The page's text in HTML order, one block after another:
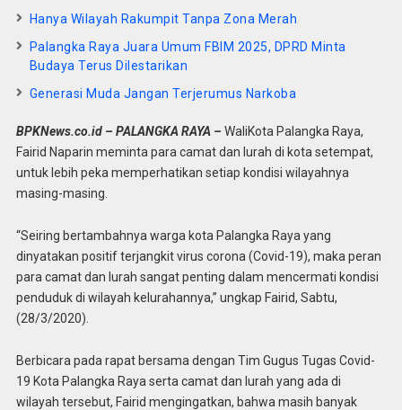
Hanya Wilayah Rakumpit Tanpa Zona Merah
Palangka Raya Juara Umum FBIM 2025, DPRD Minta
Budaya Terus Dilestarikan
Generasi Muda Jangan Terjerumus Narkoba
BPKNews.co.id – PALANGKA RAYA – WaliKota Palangka Raya,
Fairid Naparin meminta para camat dan lurah di kota setempat,
untuk lebih peka memperhatikan setiap kondisi wilayahnya
masing-masing.
“Seiring bertambahnya warga kota Palangka Raya yang
dinyatakan positif terjangkit virus corona (Covid-19), maka peran
para camat dan lurah sangat penting dalam mencermati kondisi
penduduk di wilayah kelurahannya,” ungkap Fairid, Sabtu,
(28/3/2020).
Berbicara pada rapat bersama dengan Tim Gugus Tugas Covid-
19 Kota Palangka Raya serta camat dan lurah yang ada di
wilayah tersebut, Fairid mengingatkan, bahwa masih banyak